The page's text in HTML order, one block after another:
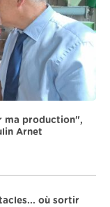
ma production",
Arnet
où sortir